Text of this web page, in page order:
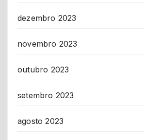
dezembro 2023
novembro 2023
outubro 2023
setembro 2023
agosto 2023